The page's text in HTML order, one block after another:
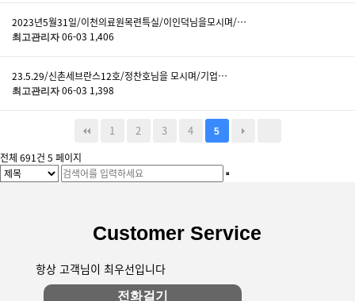
2023년5월31일/이천의료원목련특실/이인덕님을모시며/…
최고관리자 06-03 1,406
23.5.29/신촌세브란스12호/정찬호님을 모시며/기업…
최고관리자 06-03 1,398
1 2 3 4 5
전체 691건 5 페이지
Customer Service
항상 고객님이 최우선입니다
전화걸기